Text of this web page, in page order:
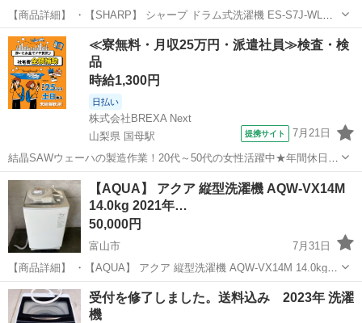
【商品詳細】 ・【SHARP】 シャープ ドラム式洗濯機 ES-S7J-WL
7.0kg 2024年製 動作確認済み 電気洗濯 生活家電 洗濯機 ホワイト
A2829 ・動作確認済みになります。 ・サイ...
富山 富山市 生活家電 ドラム式洗濯機
≪寮無料・月収25万円・派遣社員≫検査・検
品
時給1,300円
日払い
株式会社BREXA Next
山梨県 国母駅
提携サイト 7月21日
結晶SAWウェーハの製造作業！20代～50代の女性活躍中★年間休日
120日＆土日祝休み！クリーンルーム内でのお仕事！日払い制度利用可
◎正社員登用制度あり！マイカー通勤可！《山梨県中巨摩郡昭和町》
人気の工場のお仕事 ◇結晶...
山梨 国母駅
【AQUA】 アクア 縦型洗濯機 AQW-VX14M
14.0kg 2021年…
50,000円
富山市
7月31日
【商品詳細】 ・【AQUA】 アクア 縦型洗濯機 AQW-VX14M 14.0kg
2021年製 動作確認済み 電気洗濯 生活家電 洗濯機 ホワイト A2828 ・
動作確認済みになります。 ・サイズ（約...
富山 富山市 生活家電 AQW
受付を修了しました。送料込み 2023年 洗濯
機